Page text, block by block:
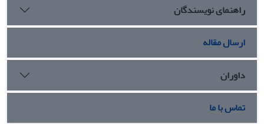
راهنمای نویسندگان
ارسال مقاله
داوران
تماس با ما